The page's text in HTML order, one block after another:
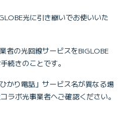
光に引き継いでお使いいた
者の光回線サービスをBIGLOBE
続きのことです。
かり電話」サービス名が異なる場
ラボ光事業者へご確認ください。